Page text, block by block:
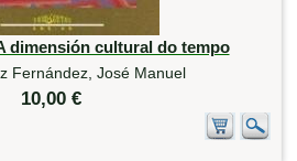
dimensión cultural do tempo
Fernández, José Manuel
10,00 €